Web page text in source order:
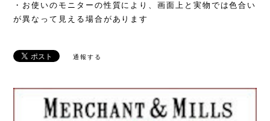
・お使いのモニターの性質により、画面上と実物では色合い
が異なって見える場合があります
通報する